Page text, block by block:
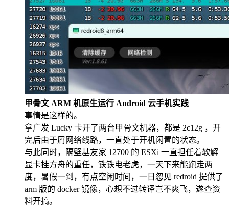
甲骨文 ARM 机原生运行 Android 云手机实践
事情是这样的。
拿广发 Lucky 卡开了两台甲骨文机器，都是 2c12g ，开
完后由于屑网络线路，一直处于开机闲置的状态。
与此同时，隔壁基友家 12700 的 ESXi 一直担任着软解
显卡挂方舟的重任，铁铁电老虎，一天下来能跑走两
度，暑假一到，有点空闲时间，一日忽见 redroid 提供了
arm 版的 docker 镜像，心想不过转译岂不爽飞，遂查资
料开搞。